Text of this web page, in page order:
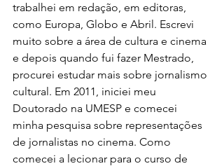
trabalhei em redação, em editoras,
como Europa, Globo e Abril. Escrevi
muito sobre a área de cultura e cinema
e depois quando fui fazer Mestrado,
procurei estudar mais sobre jornalismo
cultural. Em 2011, iniciei meu
Doutorado na UMESP e comecei
minha pesquisa sobre representações
de jornalistas no cinema. Como
comecei a lecionar para o curso de